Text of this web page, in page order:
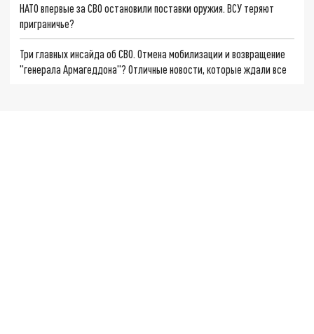
НАТО впервые за СВО остановили поставки оружия. ВСУ теряют
приграничье?
Три главных инсайда об СВО. Отмена мобилизации и возвращение
"генерала Армагеддона"? Отличные новости, которые ждали все